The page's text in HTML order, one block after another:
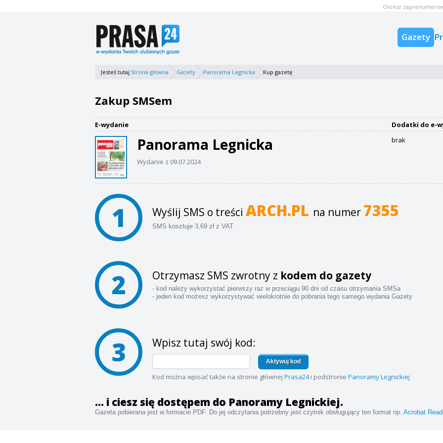
Gazety
Chcesz
Jesteś tutaj:Strona główna Gazety Panorama Legnicka Kup gazetę
Zakup SMSem
E-wydanie
Panorama Legnicka
Wydanie z 09.07.2024
Dodatki do e-
brak
1 Wyślij SMS o treści ARCH.PL na numer 7355
SMS kosztuje 3,69 zł z VAT
2 Otrzymasz SMS zwrotny z kodem do gazety
- kod należy wykorzystać pierwszy raz w przeciągu 90 dni od czasu otrzymania SMSa
- jeden kod możesz wykorzystywać wielokrotnie do pobrania tego samego wydania Gazety
3 Wpisz tutaj swój kod:
Aktywuj kod
Kod można wpisać także na stronie głównej Prasa24i podstronie Panoramy Legnickiej
... i ciesz się dostępem do Panoramy Legnickiej.
Gazeta pobierana jest w formacie PDF. Do jej odczytania potrzebny jest czytnik obsługujący ten format np. Acrobat